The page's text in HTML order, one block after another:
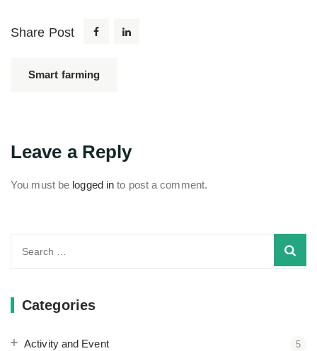
Share Post
Smart farming
Leave a Reply
You must be logged in to post a comment.
Categories
Activity and Event 5